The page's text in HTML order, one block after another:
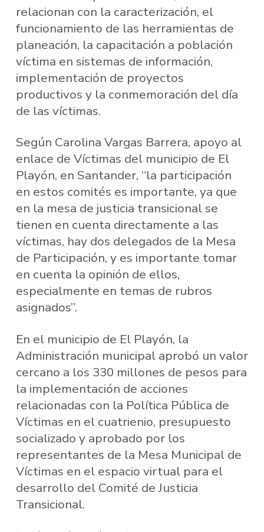
relacionan con la caracterización, el
funcionamiento de las herramientas de
planeación, la capacitación a población
víctima en sistemas de información,
implementación de proyectos
productivos y la conmemoración del día
de las víctimas.
Según Carolina Vargas Barrera, apoyo al
enlace de Víctimas del municipio de El
Playón, en Santander, “la participación
en estos comités es importante, ya que
en la mesa de justicia transicional se
tienen en cuenta directamente a las
víctimas, hay dos delegados de la Mesa
de Participación, y es importante tomar
en cuenta la opinión de ellos,
especialmente en temas de rubros
asignados”.
En el municipio de El Playón, la
Administración municipal aprobó un valor
cercano a los 330 millones de pesos para
la implementación de acciones
relacionadas con la Política Pública de
Víctimas en el cuatrienio, presupuesto
socializado y aprobado por los
representantes de la Mesa Municipal de
Víctimas en el espacio virtual para el
desarrollo del Comité de Justicia
Transicional.